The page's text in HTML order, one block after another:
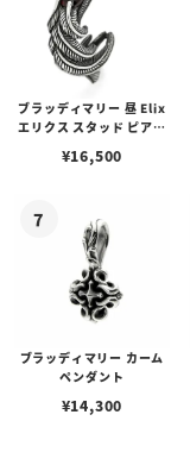
ブラッディマリー 昼 Elix
エリクス スタッド ピアス
¥16,500
ブラッディマリー カーム
ペンダント
¥14,300